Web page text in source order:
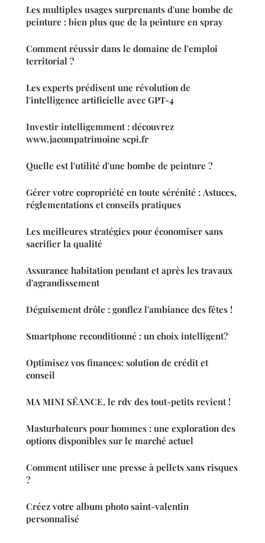
Les multiples usages surprenants d'une bombe de
peinture : bien plus que de la peinture en spray
Comment réussir dans le domaine de l'emploi
territorial ?
Les experts prédisent une révolution de
l'intelligence artificielle avec GPT-4
Investir intelligemment : découvrez
www.jacompatrimoine scpi.fr
Quelle est l'utilité d'une bombe de peinture ?
Gérer votre copropriété en toute sérénité : Astuces,
réglementations et conseils pratiques
Les meilleures stratégies pour économiser sans
sacrifier la qualité
Assurance habitation pendant et après les travaux
d'agrandissement
Déguisement drôle : gonflez l'ambiance des fêtes !
Smartphone reconditionné : un choix intelligent?
Optimisez vos finances: solution de crédit et
conseil
MA MINI SÉANCE, le rdv des tout-petits revient !
Masturbateurs pour hommes : une exploration des
options disponibles sur le marché actuel
Comment utiliser une presse à pellets sans risques
?
Créez votre album photo saint-valentin
personnalisé